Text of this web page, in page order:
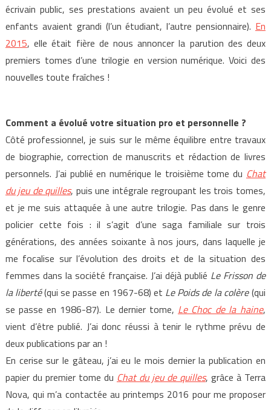
écrivain public, ses prestations avaient un peu évolué et ses
enfants avaient grandi (l’un étudiant, l’autre pensionnaire). En
2015, elle était fière de nous annoncer la parution des deux
premiers tomes d’une trilogie en version numérique. Voici des
nouvelles toute fraîches !
Comment a évolué votre situation pro et personnelle ?
Côté professionnel, je suis sur le même équilibre entre travaux
de biographie, correction de manuscrits et rédaction de livres
personnels. J’ai publié en numérique le troisième tome du Chat
du jeu de quilles, puis une intégrale regroupant les trois tomes,
et je me suis attaquée à une autre trilogie. Pas dans le genre
policier cette fois : il s’agit d’une saga familiale sur trois
générations, des années soixante à nos jours, dans laquelle je
me focalise sur l’évolution des droits et de la situation des
femmes dans la société française. J’ai déjà publié Le Frisson de
la liberté(qui se passe en 1967-68) et Le Poids de la colère(qui
se passe en 1986-87). Le dernier tome, Le Choc de la haine,
vient d’être publié. J’ai donc réussi à tenir le rythme prévu de
deux publications par an !
En cerise sur le gâteau, j’ai eu le mois dernier la publication en
papier du premier tome du Chat du jeu de quilles, grâce à Terra
Nova, qui m’a contactée au printemps 2016 pour me proposer